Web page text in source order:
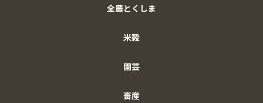
全農とくしま
米穀
園芸
畜産